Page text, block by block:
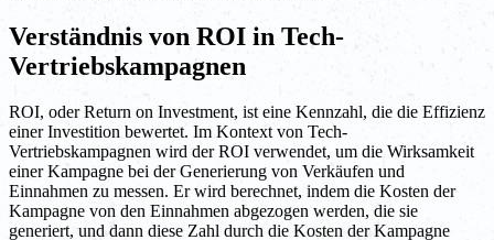
Verständnis von ROI in Tech-
Vertriebskampagnen
ROI, oder Return on Investment, ist eine Kennzahl, die die Effizienz
einer Investition bewertet. Im Kontext von Tech-
Vertriebskampagnen wird der ROI verwendet, um die Wirksamkeit
einer Kampagne bei der Generierung von Verkäufen und
Einnahmen zu messen. Er wird berechnet, indem die Kosten der
Kampagne von den Einnahmen abgezogen werden, die sie
generiert, und dann diese Zahl durch die Kosten der Kampagne